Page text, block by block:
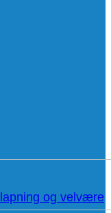
og velvære